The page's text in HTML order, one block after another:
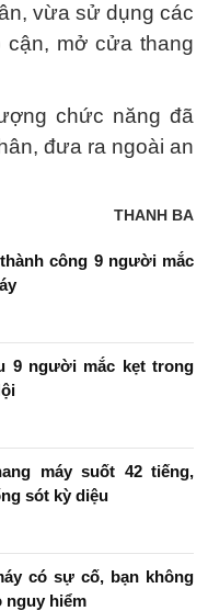
vừa sử dụng các
cận, mở cửa thang
chức năng đã
đưa ra ngoài an
THANH BA
công 9 người mắc
9 người mắc kẹt trong
máy suốt 42 tiếng,
sót kỳ diệu
có sự cố, bạn không
nguy hiểm